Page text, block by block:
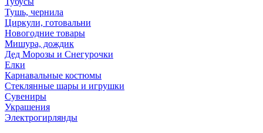
Тушь, чернила
Циркули, готовальни
Новогодние товары
Мишура, дождик
Дед Морозы и Снегурочки
Елки
Карнавальные костюмы
Стеклянные шары и игрушки
Сувениры
Украшения
Электрогирлянды